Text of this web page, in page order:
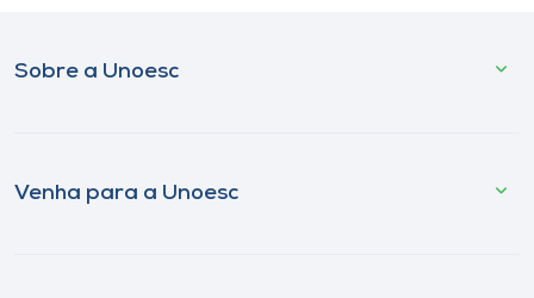
Sobre a Unoesc
Venha para a Unoesc